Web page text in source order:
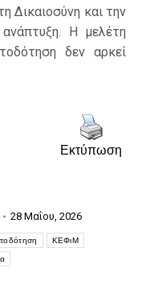
Δικαιοσύνη και την
Η μελέτη
δεν αρκεί
Εκτύπωση
28 Μαΐου, 2026
ΚΕΦιΜ